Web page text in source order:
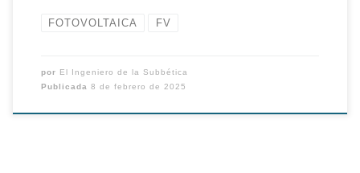
FOTOVOLTAICA FV
por El Ingeniero de la Subbética
Publicada 8 de febrero de 2025